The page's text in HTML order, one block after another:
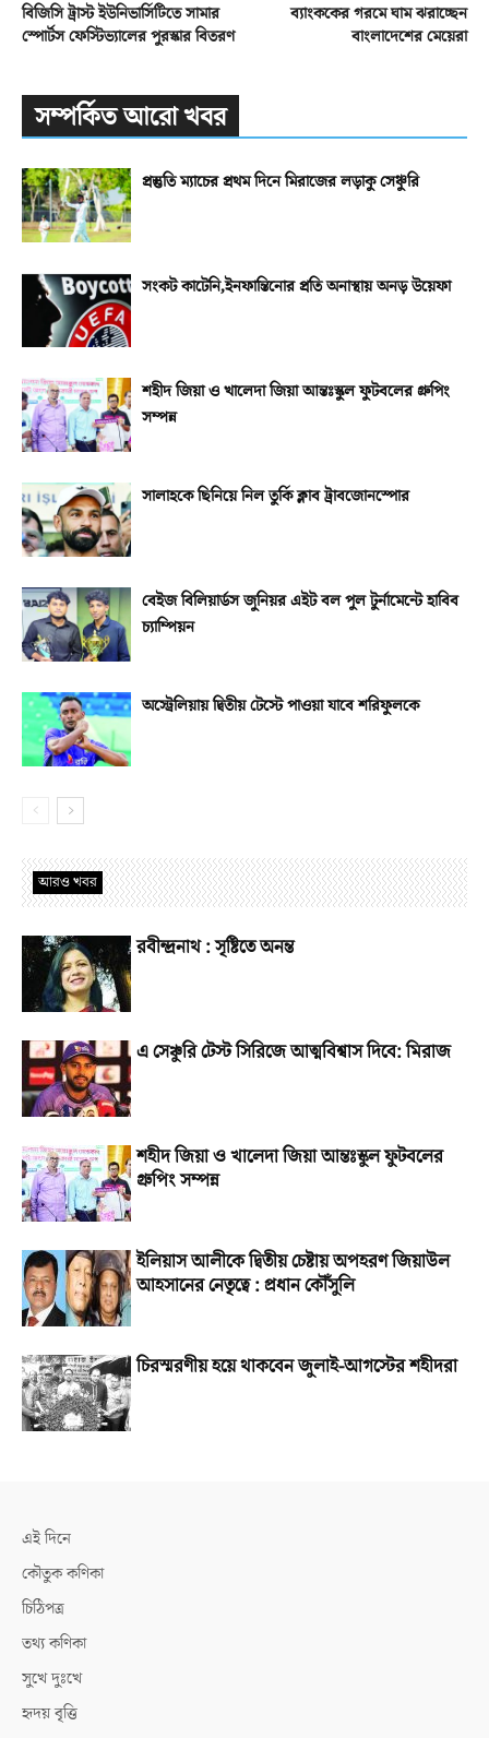
বিজিসি ট্রাস্ট ইউনিভার্সিটিতে সামার
স্পোর্টস ফেস্টিভ্যালের পুরস্কার বিতরণ
ব্যাংককের গরমে ঘাম ঝরাচ্ছেন
বাংলাদেশের মেয়েরা
সম্পর্কিত আরো খবর
প্রস্তুতি ম্যাচের প্রথম দিনে মিরাজের লড়াকু সেঞ্চুরি
সংকট কাটেনি,ইনফান্তিনোর প্রতি অনাস্থায় অনড় উয়েফা
শহীদ জিয়া ও খালেদা জিয়া আন্তঃস্কুল ফুটবলের গ্রুপিং
সম্পন্ন
সালাহকে ছিনিয়ে নিল তুর্কি ক্লাব ট্রাবজোনস্পোর
বেইজ বিলিয়ার্ডস জুনিয়র এইট বল পুল টুর্নামেন্টে হাবিব
চ্যাম্পিয়ন
অস্ট্রেলিয়ায় দ্বিতীয় টেস্টে পাওয়া যাবে শরিফুলকে
আরও খবর
রবীন্দ্রনাথ : সৃষ্টিতে অনন্ত
এ সেঞ্চুরি টেস্ট সিরিজে আত্মবিশ্বাস দিবে: মিরাজ
শহীদ জিয়া ও খালেদা জিয়া আন্তঃস্কুল ফুটবলের
গ্রুপিং সম্পন্ন
ইলিয়াস আলীকে দ্বিতীয় চেষ্টায় অপহরণ জিয়াউল
আহসানের নেতৃত্বে : প্রধান কৌঁসুলি
চিরস্মরণীয় হয়ে থাকবেন জুলাই-আগস্টের শহীদরা
এই দিনে
কৌতুক কণিকা
চিঠিপত্র
তথ্য কণিকা
সুখে দুঃখে
হৃদয় বৃত্তি